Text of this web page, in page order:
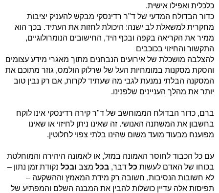
כלכלית ואפילו אישית.
כדור הבדולח המדעי של ד"ר רדינסקי מבקש להעניק יציבות
מחקרית למשאלת לב ישנה: היכולת לחזות את העתיד. בכך הוא
ממיר את הקריאה בקפה ובכף היד, החישובים הנומרולוגיים,
התקשור והחיזוי בכוכבים
להצלבה מושכלת של אירועים הנבחנים מתוך מאגרי מידע עצומים
והסקת מסקנות במומחיות העל של שרלוק הולמס, גוזר מתוכם את
המסקנה הבלתי נמנעת לגבי מה שעתיד לקרות, אם רק נבין טוב
יותר את מהלך העניינים שלפנינו.
ברם, כדור הבדולח הממוחשב של ד"ר קירה רדינסקי אינו לוקח
בחשבון את המשתנה האנושי. זה שאינו ניתן לחיזוי או שאינו
מפוענח מבעוד מועד משום שהינו בלתי צפוי לחלוטין.
עם כל הכבוד לחוסר האמונה במזל, או לאמונה היהירה והמוחלטת
בכוחו של האדם לעשות כלדבר, בכלמצב ובכלנקודת זמן נתון –
לא חשובות הנסיבות, חשובה רק מידת המאמץ וההשקעה –
תפיסות אלה עדיין כושלות להבין את המבנה השלם והמפתיע של